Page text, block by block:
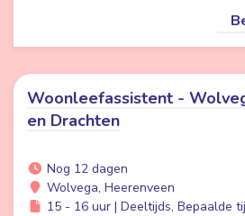
Woonleefassistent -
en Drachten
Nog 12 dagen
Wolvega, Heerenveen
15 - 16 uur | Deeltijds, Bepaalde